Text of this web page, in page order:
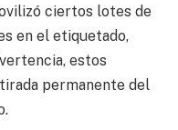
ciertos lotes de
en el etiquetado,
estos
permanente del